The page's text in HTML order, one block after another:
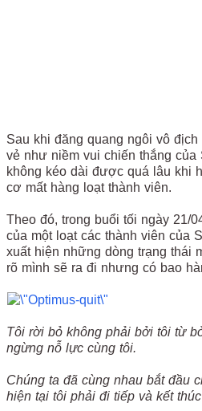
Sau khi đăng quang ngôi vô
vẻ như niềm vui chiến thắng của
không kéo dài được quá lâu khi
cơ mất hàng loạt thành viên.
Theo đó, trong buổi tối ngày 21/
của một loạt các thành viên của
xuất hiện những dòng trạng thái
rõ mình sẽ ra đi nhưng có bao
Tôi rời bỏ không phải bởi tôi từ
ngừng nỗ lực cùng tôi.
Chúng ta đã cùng nhau bắt đầu
hiện tại tôi phải đi tiếp và kết